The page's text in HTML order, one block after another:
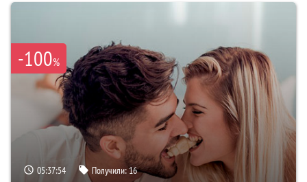
-100%
05:37:54 Получили:16